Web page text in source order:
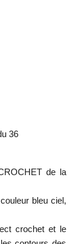
36
de la
bleu ciel,
crochet et le